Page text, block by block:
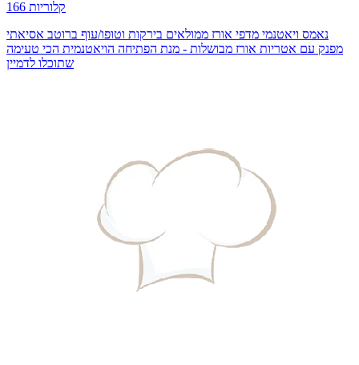
166 קלוריות
נאמס ויאטנמי מדפי אורז ממולאים בירקות וטופו/עוף ברוטב אסיאתי
מפנק עם אטריות אורז מבושלות - מנת הפתיחה הויאטנמית הכי טעימה
שתוכלו לדמיין